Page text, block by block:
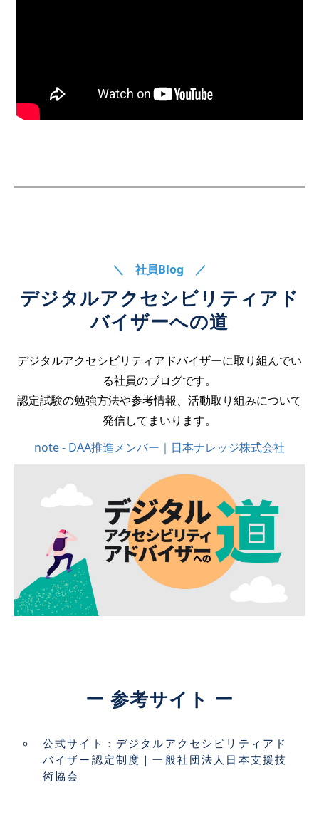
＼ 社員Blog ／
デジタルアクセシビリティアド
バイザーへの道
デジタルアクセシビリティアドバイザーに取り組んでい
る社員のブログです。
認定試験の勉強方法や参考情報、活動取り組みについて
発信してまいります。
note - DAA推進メンバー｜日本ナレッジ株式会社
ー 参考サイト ー
公式サイト：デジタルアクセシビリティアド
バイザー認定制度｜一般社団法人日本支援技
術協会